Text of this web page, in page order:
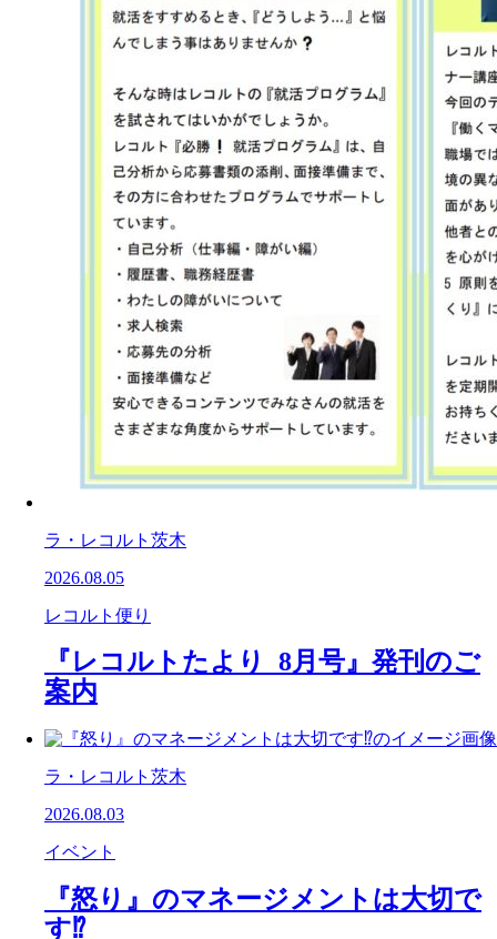
ラ・レコルト茨木
2026.08.05
レコルト便り
『レコルトたより 8月号』発刊のご
案内
ラ・レコルト茨木
2026.08.03
イベント
『怒り』のマネージメントは大切で
す⁉️